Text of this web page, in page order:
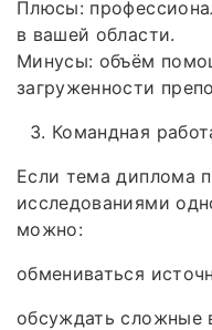
Плюсы:
в вашей области.
Минусы: объём
загруженности
Командная
Если тема диплома
исследованиями
можно:
обмениваться
обсуждать сложные